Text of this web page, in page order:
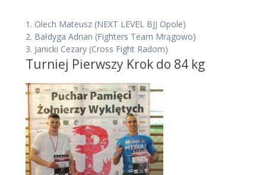
1. Olech Mateusz (NEXT LEVEL BJJ Opole)
2. Bałdyga Adrian (Fighters Team Mrągowo)
3. Janicki Cezary (Cross Fight Radom)
Turniej Pierwszy Krok do 84 kg